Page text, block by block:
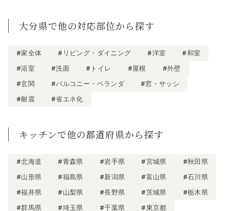
大分県で他の対応部位から探す
#家全体 #リビング・ダイニング #洋室
#和室
#浴室
#洗面 #トイレ #屋根
#外壁
#玄関
#バルコニー・ベランダ
#窓・サッシ
#耐震
#省エネ化
キッチンで他の都道府県から探す
#北海道 #青森県 #岩手県 #宮城県
#秋田県
#山形県
#福島県 #新潟県 #富山県
#石川県
#福井県
#山梨県 #長野県 #茨城県
#栃木県
#群馬県
#埼玉県 #千葉県
#東京都